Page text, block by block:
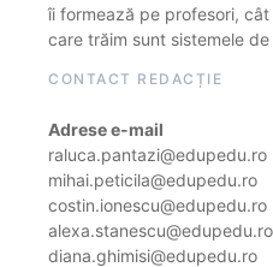
îi formează pe profesori,
care trăim sunt sistemele
CONTACT REDACȚIE
Adrese e-mail
raluca.pantazi@edupedu.ro
mihai.peticila@edupedu.ro
costin.ionescu@edupedu.ro
alexa.stanescu@edupedu.ro
diana.ghimisi@edupedu.ro